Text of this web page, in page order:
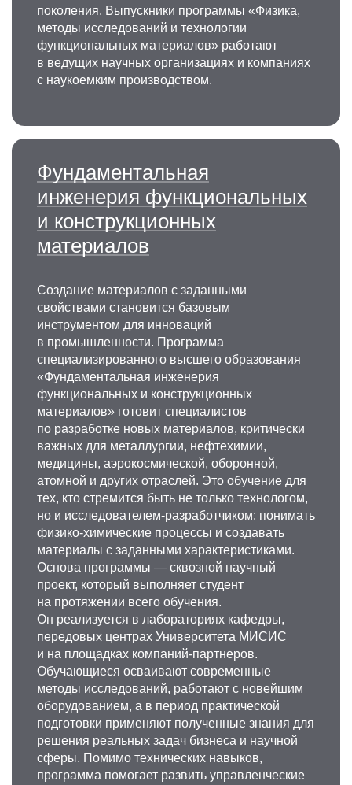
поколения. Выпускники программы «Физика,
методы исследований и технологии
функциональных материалов» работают
в ведущих научных организациях и компаниях
с наукоемким производством.
Фундаментальная
инженерия функциональных
и конструкционных
материалов
Создание материалов с заданными
свойствами становится базовым
инструментом для инноваций
в промышленности. Программа
специализированного высшего образования
«Фундаментальная инженерия
функциональных и конструкционных
материалов» готовит специалистов
по разработке новых материалов, критически
важных для металлургии, нефтехимии,
медицины, аэрокосмической, оборонной,
атомной и других отраслей. Это обучение для
тех, кто стремится быть не только технологом,
но и исследователем‑разработчиком: понимать
физико‑химические процессы и создавать
материалы с заданными характеристиками.
Основа программы — сквозной научный
проект, который выполняет студент
на протяжении всего обучения.
Он реализуется в лабораториях кафедры,
передовых центрах Университета МИСИС
и на площадках компаний‑партнеров.
Обучающиеся осваивают современные
методы исследований, работают с новейшим
оборудованием, а в период практической
подготовки применяют полученные знания для
решения реальных задач бизнеса и научной
сферы. Помимо технических навыков,
программа помогает развить управленческие